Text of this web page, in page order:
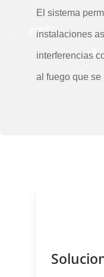
El sistema
instalaciones
interferencias
al fuego que se